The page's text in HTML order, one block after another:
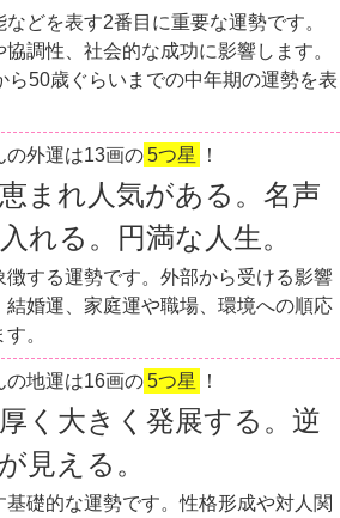
どを表す2番目に重要な運勢です。
協調性、社会的な成功に影響します。
ら50歳ぐらいまでの中年期の運勢を表
の外運は13画の5つ星 ！
まれ人気がある。名声
れる。円満な人生。
徴する運勢です。外部から受ける影響
結婚運、家庭運や職場、環境への順応
。
の地運は16画の5つ星 ！
く大きく発展する。逆
見える。
基礎的な運勢です。性格形成や対人関